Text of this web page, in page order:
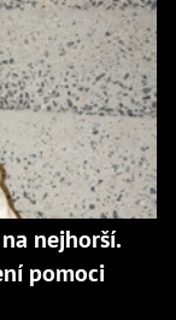
nejhorší.
pomoci